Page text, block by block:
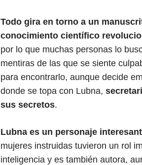
Todo gira en torno a un
conocimiento científico
por lo que muchas personas lo
mentiras de las que se siente
para encontrarlo, aunque decide
donde se topa con Lubna,
sus secretos.
Lubna es un personaje
mujeres instruidas tuvieron un rol
inteligencia y es también autora,